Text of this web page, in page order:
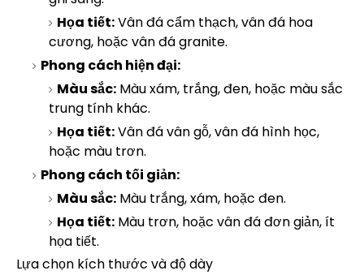
Họa tiết:Vân đá cẩm thạch, vân đá hoa
cương, hoặc vân đá granite.
Phong cách hiện đại:
Màu sắc: Màu xám, trắng, đen, hoặc màu sắc
trung tính khác.
Họa tiết:Vân đá vân gỗ, vân đá hình học,
hoặc màu trơn.
Phong cách tối giản:
Màu sắc: Màu trắng, xám, hoặc đen.
Họa tiết: Màu trơn, hoặc vân đá đơn giản, ít
họa tiết.
Lựa chọn kích thước và độ dày